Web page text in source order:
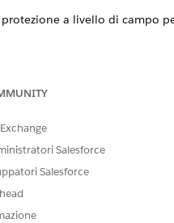
a livello di campo
sia compilato
Salesforce
Salesforce